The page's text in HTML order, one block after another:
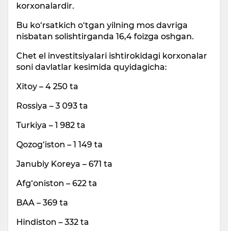
korxonalardir.
Bu ko‘rsatkich o‘tgan yilning mos davriga
nisbatan solishtirganda 16,4 foizga oshgan.
Chet el investitsiyalari ishtirokidagi korxonalar
soni davlatlar kesimida quyidagicha:
Xitoy – 4 250 ta
Rossiya – 3 093 ta
Turkiya – 1 982 ta
Qozog‘iston – 1 149 ta
Janubiy Koreya – 671 ta
Afg‘oniston – 622 ta
BAA – 369 ta
Hindiston – 332 ta